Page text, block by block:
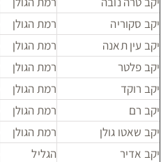
יקב סקוריה
רמת הגולן
יקב עין תאנה
רמת הגולן
יקב פלטר
רמת הגולן
יקב רוקד
רמת הגולן
יקב רם
רמת הגולן
יקב שאטו גולן
רמת הגולן
יקב אדיר
הגליל